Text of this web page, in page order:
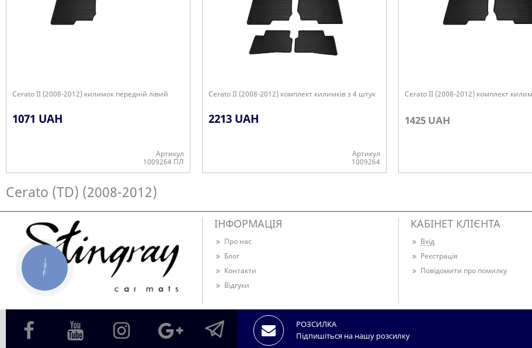
Cerato II (2008-2012) килимок передній лівий
1071 UAH
Артикул
1009264 ПЛ
Cerato II (2008-2012) комплект килимків з 4 штук
2213 UAH
Артикул
1009264
Cerato II (2008-2012) комплект
1425 UAH
Cerato (TD) (2008-2012)
ІНФОРМАЦІЯ
Про нас
Блог
Контакти
Відгуки
КАБІНЕТ КЛІЄНТА
Вхід
Реєстрація
Повідомити про помилку
РОЗСИЛКА
Підпишіться на нашу розсилку
КНОПКА
ЗВ'ЯЗКУ